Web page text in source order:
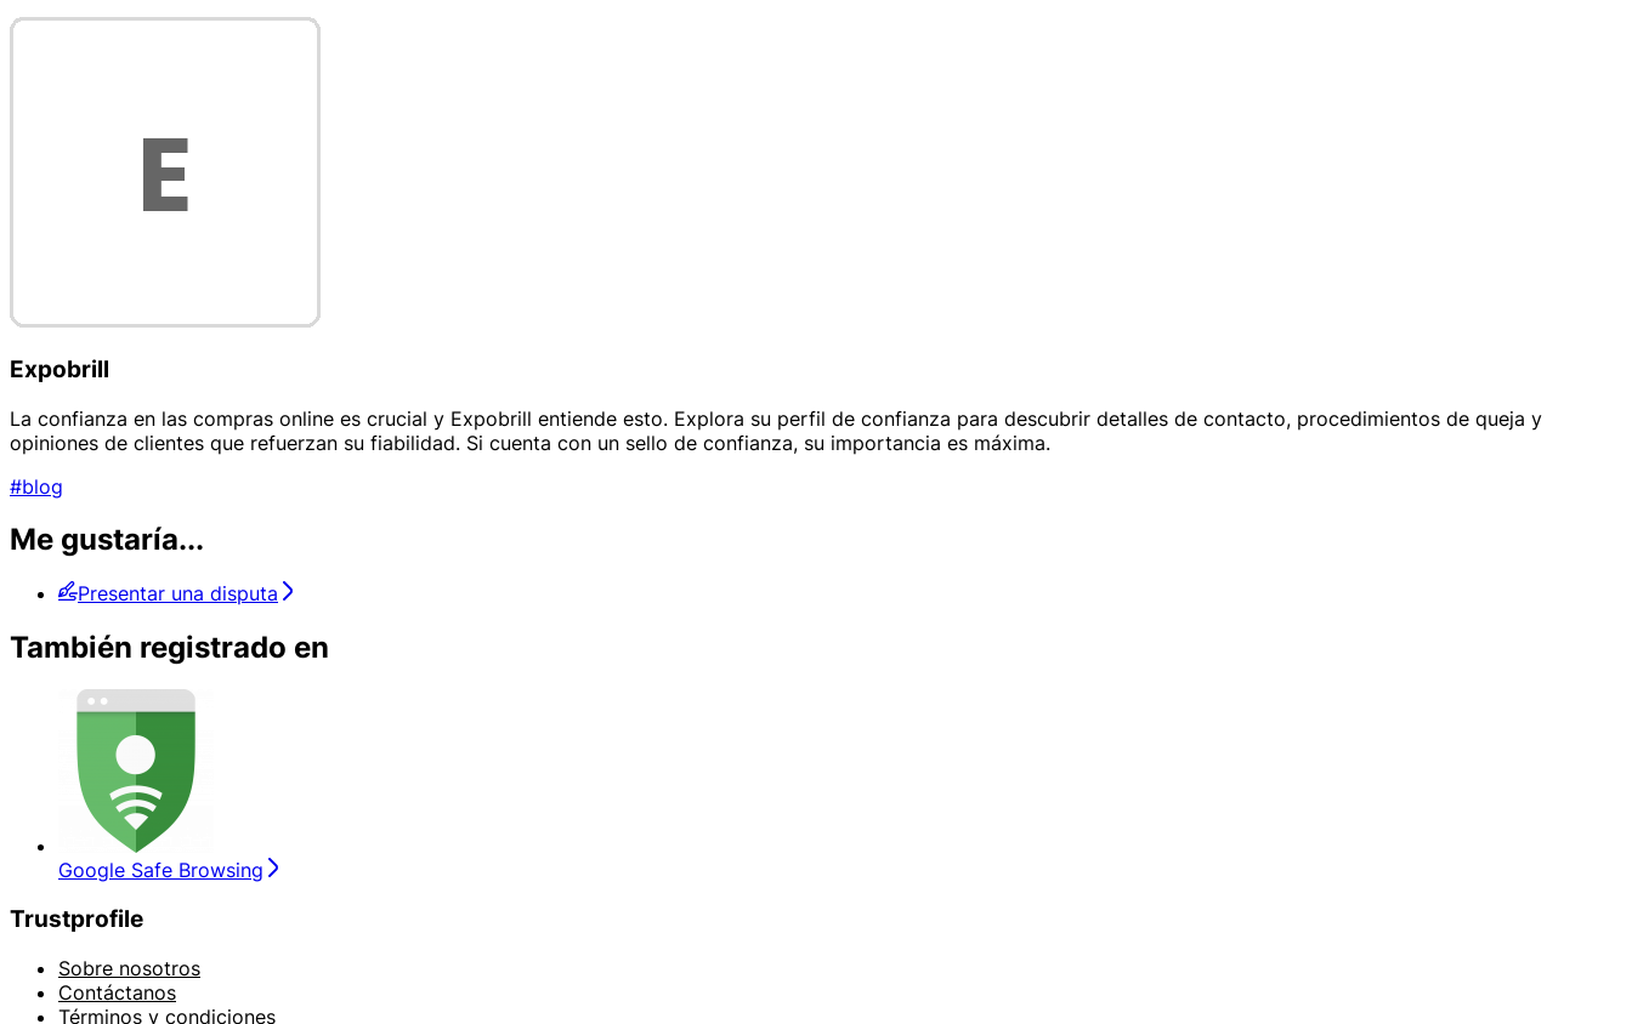
Expobrill
La confianza en las compras online es crucial y Expobrill entiende esto. Explora su perfil de confianza para descubrir detalles de contacto, procedimientos de queja y
opiniones de clientes que refuerzan su fiabilidad. Si cuenta con un sello de confianza, su importancia es máxima.
#blog
Me gustaría...
Presentar una disputa
También registrado en
Google Safe Browsing
Trustprofile
Sobre nosotros
Contáctanos
Términos y condiciones